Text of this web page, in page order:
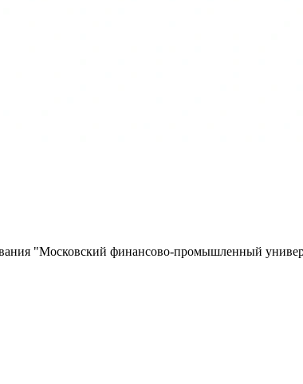
"Московский финансово-промышленный